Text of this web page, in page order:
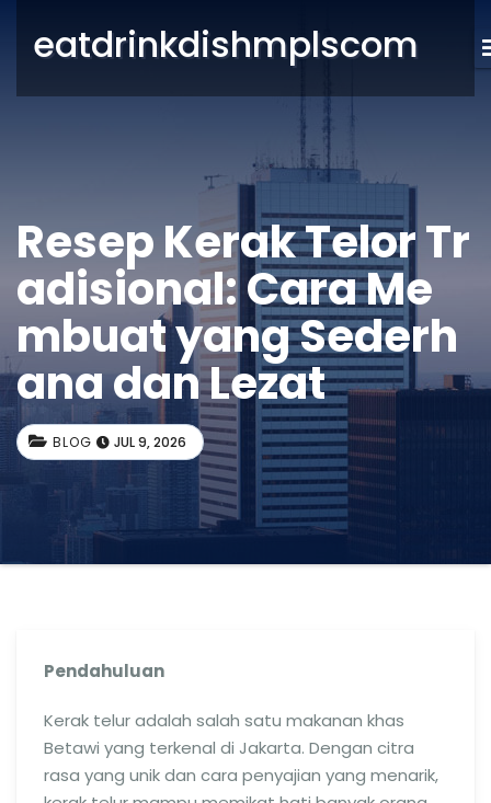
eatdrinkdishmplscom
Resep Kerak Telor Tr
adisional: Cara Me
mbuat yang Sederh
ana dan Lezat
BLOG JUL 9, 2026
Pendahuluan
Kerak telur adalah salah satu makanan khas
Betawi yang terkenal di Jakarta. Dengan citra
rasa yang unik dan cara penyajian yang menarik,